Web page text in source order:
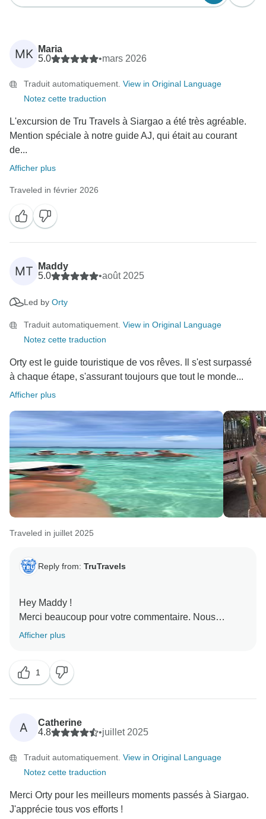
MK
Maria
5.0
•mars 2026
Traduit automatiquement. View in Original Language
Notez cette traduction
L'excursion de Tru Travels à Siargao a été très agréable.
Mention spéciale à notre guide AJ, qui était au courant
de...
Afficher plus
Traveled in février 2026
MT
Maddy
5.0
•août 2025
Led by Orty
Traduit automatiquement. View in Original Language
Notez cette traduction
Orty est le guide touristique de vos rêves. Il s'est surpassé
à chaque étape, s'assurant toujours que tout le monde...
Afficher plus
Traveled in juillet 2025
Reply from: TruTravels
Hey Maddy !
Merci beaucoup pour votre commentaire. Nous
sommes ravis d'apprendre que vous avez passé un
Afficher plus
1
A
Catherine
4.8
•juillet 2025
Traduit automatiquement. View in Original Language
Notez cette traduction
Merci Orty pour les meilleurs moments passés à Siargao.
J'apprécie tous vos efforts !